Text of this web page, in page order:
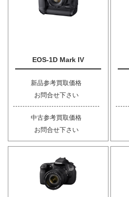
EOS-1D Mark IV
新品参考買取価格
お問合せ下さい
中古参考買取価格
お問合せ下さい